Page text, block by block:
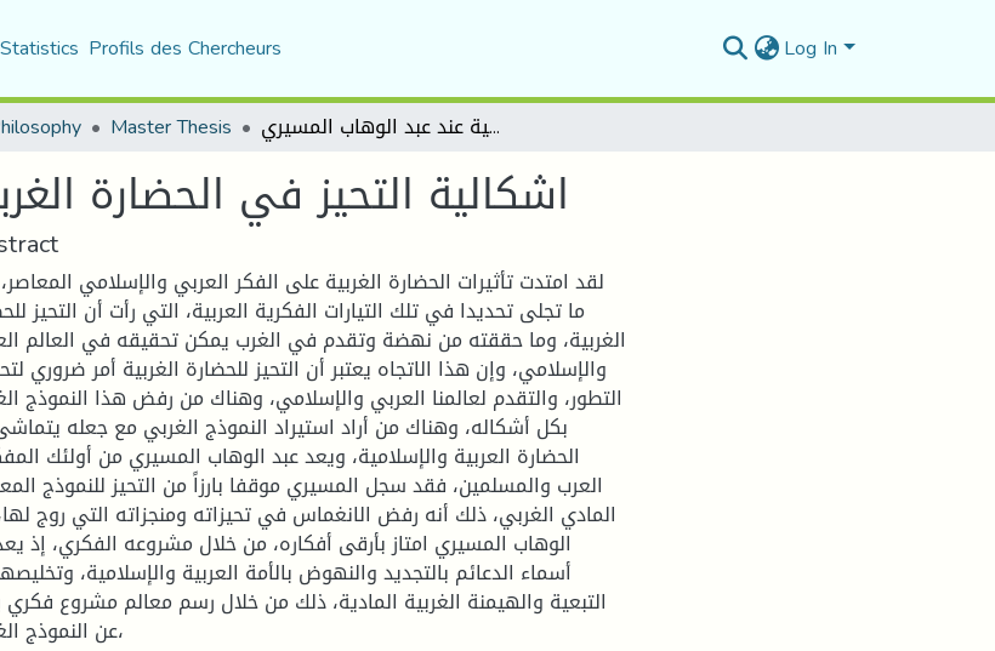
Statistics Profils des Chercheurs Log In
Master Thesis اشكالية التحيز في الحضارة الغربية عند عبد الوهاب المسيري
اشكالية التحيز في الحضارة
لقد امتدت تأثيرات الحضارة الغربية على الفكر العربي والإسلامي
ما تجلى تحديدا في تلك التيارات الفكرية العربية، التي رأت أن التحيز
الغربية، وما حققته من نهضة وتقدم في الغرب يمكن تحقيقه في العالم
والإسلامي، وإن هذا الاتجاه يعتبر أن التحيز للحضارة الغربية أمر ضروري
التطور، والتقدم لعالمنا العربي والإسلامي، وهناك من رفض هذا النموذج
بكل أشكاله، وهناك من أراد استيراد النموذج الغربي مع جعله
الحضارة العربية والإسلامية، ويعد عبد الوهاب المسيري من أولئك
العرب والمسلمين، فقد سجل المسيري موقفا بارزاً من التحيز للنموذج
المادي الغربي، ذلك أنه رفض الانغماس في تحيزاته ومنجزاته التي روج
الوهاب المسيري امتاز بأرقى أفكاره، من خلال مشروعه الفكري، إذ
أسماء الدعائم بالتجديد والنهوض بالأمة العربية والإسلامية،
التبعية والهيمنة الغربية المادية، ذلك من خلال رسم معالم مشروع فكري
عن النموذج الغربي،